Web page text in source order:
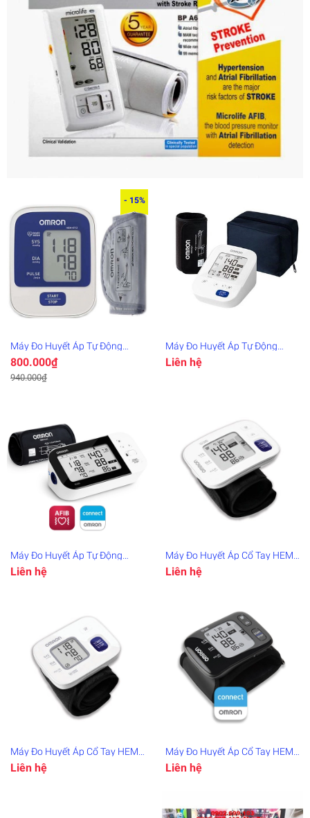
- 15%
Máy Đo Huyết Áp Tự Động
HEM-8712
800.000₫
940.000₫
Máy Đo Huyết Áp Tự Động
HEM-7156-A
Liên hệ
Máy Đo Huyết Áp Tự Động
HEM-7361T
Liên hệ
Máy Đo Huyết Áp Cổ Tay HEM-
6181
Liên hệ
Máy Đo Huyết Áp Cổ Tay HEM-
6161
Liên hệ
Máy Đo Huyết Áp Cổ Tay HEM-
6232T
Liên hệ
triển
bởi
EGANY